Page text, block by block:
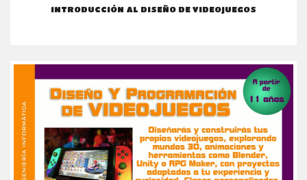
INTRODUCCIÓN AL DISEÑO DE VIDEOJUEGOS